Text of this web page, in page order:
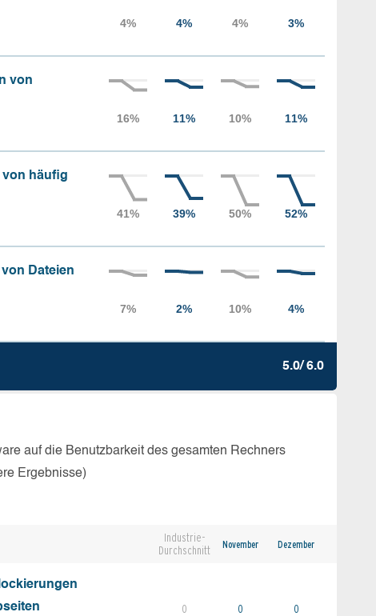
von
von häufig
Dateien
5.0/ 6.0
auf die Benutzbarkeit des gesamten Rechners
Ergebnisse)
Industrie-
Durchschnitt
November Dezember
0 0 0